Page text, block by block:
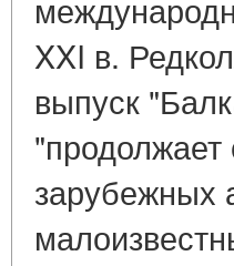
XXI в.
выпуск
зарубежных